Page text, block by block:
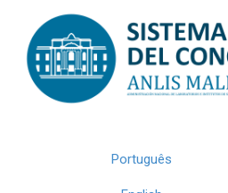
navigation
Português